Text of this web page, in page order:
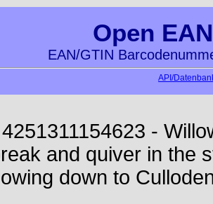
Open
EAN/GTIN
API/
-
and quiver in the
down to